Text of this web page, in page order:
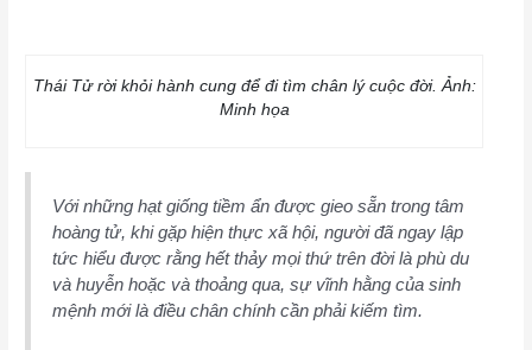
Thái Tử rời khỏi hành cung để đi tìm chân lý cuộc đời. Ảnh:
Minh họa
Với những hạt giống tiềm ẩn được gieo sẵn trong tâm
hoàng tử, khi gặp hiện thực xã hội, người đã ngay lập
tức hiểu được rằng hết thảy mọi thứ trên đời là phù du
và huyễn hoặc và thoảng qua, sự vĩnh hằng của sinh
mệnh mới là điều chân chính cần phải kiếm tìm.